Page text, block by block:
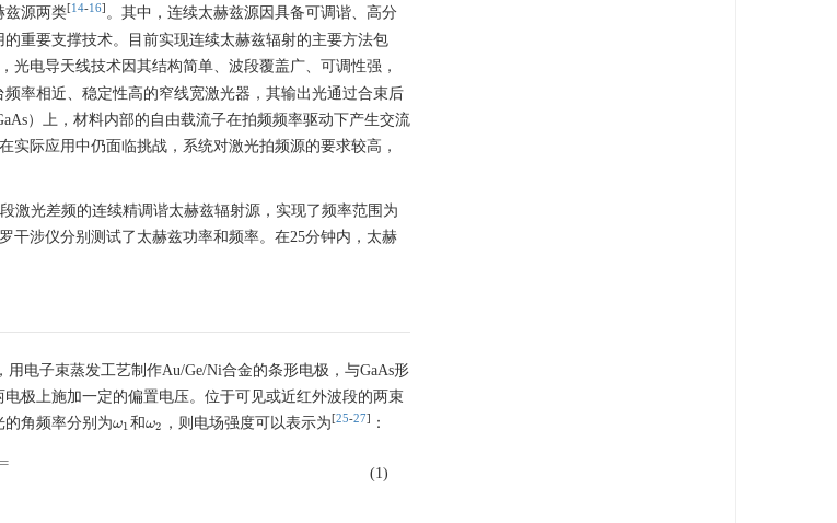
兹源两类[14-16] 。其中，连续太赫兹源因具备可调谐、高分
重要支撑技术。目前实现连续太赫兹辐射的主要方法包
光电导天线技术因其结构简单、波段覆盖广、可调性强，
率相近、稳定性高的窄线宽激光器，其输出光通过合束后
）上，材料内部的自由载流子在拍频频率驱动下产生交流
实际应用中仍面临挑战，系统对激光拍频源的要求较高，
激光差频的连续精调谐太赫兹辐射源，实现了频率范围为
干涉仪分别测试了太赫兹功率和频率。在25分钟内，太赫
电子束蒸发工艺制作Au/Ge/Ni合金的条形电极，与GaAs形
极上施加一定的偏置电压。位于可见或近红外波段的两束
角频率分别为ω1
ω1 和ω2
ω2 ，则电场强度可以表示为[25-27] ：
(1)